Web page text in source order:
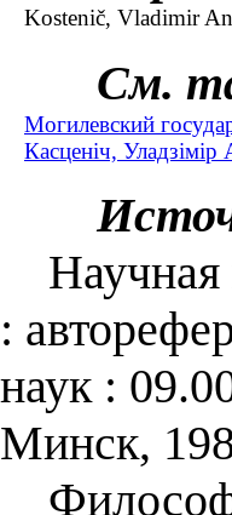
Kostenič, Vladimir
См.
Могилевский
Касценіч,
Научная
:
наук :
Минск,